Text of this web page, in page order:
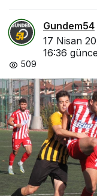
Gundem54
17 Nisan
16:36
509